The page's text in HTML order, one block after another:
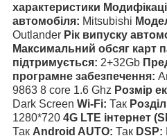
характеристики
автомобіля: Mitsubishi
Outlander Рік випуску
Максимальний обсяг карт
підтримується: 2+32Gb
програмне забезпечення:
9863 8 core 1.6 Ghz Розмір
Dark Screen Wi-Fi: Так
1280*720 4G LTE інтернет
Так Android AUTO: Так DSP: